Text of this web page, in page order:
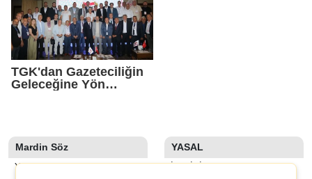
TGK'dan Gazeteciliğin
Geleceğine Yön
Mardin Söz
YAZARLAR
YASAL
İLETIŞIM